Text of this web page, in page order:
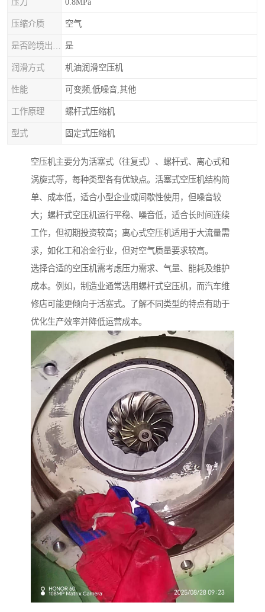
压缩介质 空气
是
润滑方式 机油润滑空压机
性能 可变频,低噪音,其他
工作原理 螺杆式压缩机
型式 固定式压缩机
空压机主要分为活塞式（往复式）、螺杆式、离心式和
涡旋式等，每种类型各有优缺点。活塞式空压机结构简
单、成本低，适合小型企业或间歇性使用，但噪音较
大；螺杆式空压机运行平稳、噪音低，适合长时间连续
工作，但初期投资较高；离心式空压机适用于大流量需
求，如化工和冶金行业，但对空气质量要求较高。
选择合适的空压机需考虑压力需求、气量、能耗及维护
成本。例如，制造业通常选用螺杆式空压机，而汽车维
修店可能更倾向于活塞式。了解不同类型的特点有助于
优化生产效率并降低运营成本。